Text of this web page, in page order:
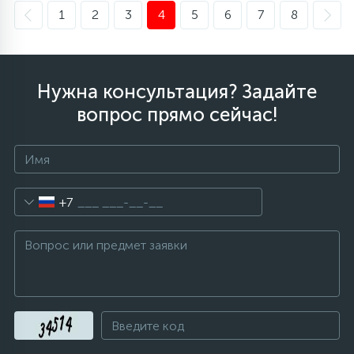
1 2 3 4 5 6 7 8
Нужна консультация? Задайте
вопрос прямо сейчас!
+7